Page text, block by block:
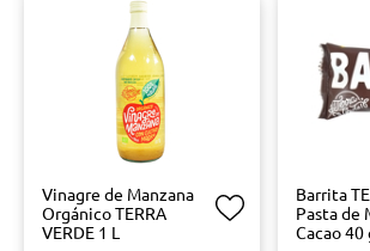
Vinagre de Manzana
Orgánico TERRA
VERDE 1 L
Barrita
Pasta de
Cacao 40